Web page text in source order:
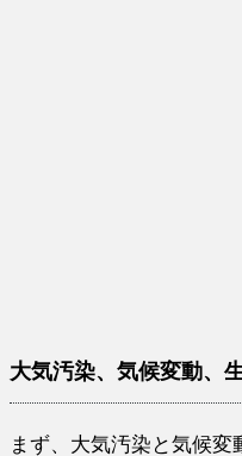
大気汚染、気候変動、
まず、大気汚染と気候